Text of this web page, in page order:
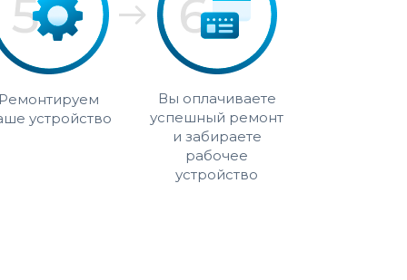
устройство
Вы оплачиваете
успешный ремонт
и забираете
рабочее
устройство